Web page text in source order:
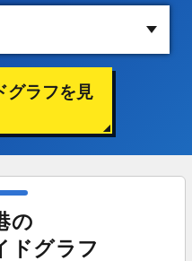
グラフを見
の
ドグラフ